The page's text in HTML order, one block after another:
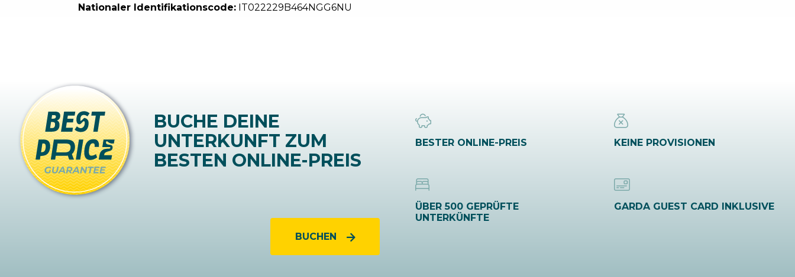
Nationaler Identifikationscode: IT022229B464NGG6NU
BUCHE DEINE
UNTERKUNFT ZUM
BESTEN ONLINE-PREIS
BUCHEN
BESTER ONLINE-PREIS KEINE PROVISIONEN
ÜBER 500 GEPRÜFTE
UNTERKÜNFTE
GARDA GUEST CARD INKLUSIVE